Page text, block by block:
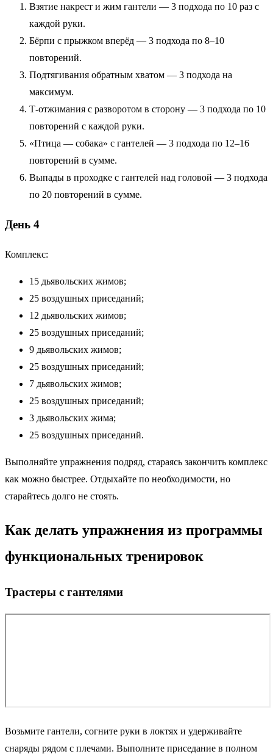
Взятие накрест и жим гантели — 3 подхода по 10 раз с
каждой руки.
Бёрпи с прыжком вперёд — 3 подхода по 8–10
повторений.
Подтягивания обратным хватом — 3 подхода на
максимум.
T‑отжимания с разворотом в сторону — 3 подхода по 10
повторений с каждой руки.
«Птица — собака» с гантелей — 3 подхода по 12–16
повторений в сумме.
Выпады в проходке с гантелей над головой — 3 подхода
по 20 повторений в сумме.
День 4
Комплекс:
15 дьявольских жимов;
25 воздушных приседаний;
12 дьявольских жимов;
25 воздушных приседаний;
9 дьявольских жимов;
25 воздушных приседаний;
7 дьявольских жимов;
25 воздушных приседаний;
3 дьявольских жима;
25 воздушных приседаний.
Выполняйте упражнения подряд, стараясь закончить комплекс
как можно быстрее. Отдыхайте по необходимости, но
старайтесь долго не стоять.
Как делать упражнения из программы
функциональных тренировок
Трастеры с гантелями
Возьмите гантели, согните руки в локтях и удерживайте
снаряды рядом с плечами. Выполните приседание в полном